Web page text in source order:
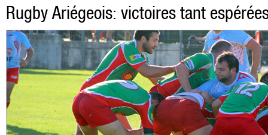
Rugby Ariégeois: victoires tant